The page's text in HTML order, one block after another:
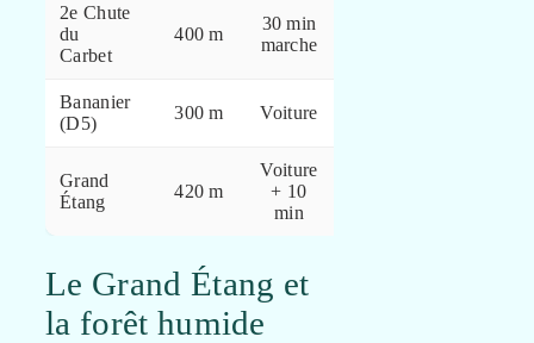
2e Chute
du
Carbet
400 m
30 min
marche
Bananier
(D5)
300 m Voiture
Grand
Étang
420 m
Voiture
+ 10
min
Le Grand Étang et
la forêt humide